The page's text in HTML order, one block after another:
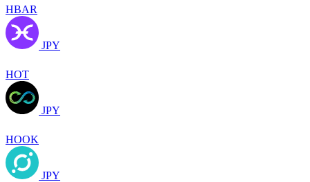
HBAR
JPY
HOT
JPY
HOOK
JPY